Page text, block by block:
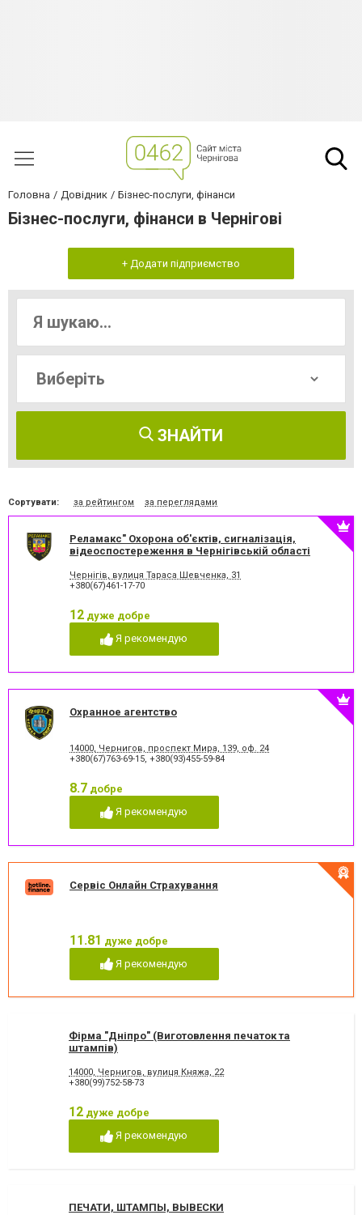
Головна Довідник Бізнес-послуги, фінанси
Бізнес-послуги, фінанси в Чернігові
+ Додати підприємство
ЗНАЙТИ
Сортувати: за рейтингом за переглядами
Реламакс" Охорона об'єктів, сигналізація,
відеоспостереження в Чернігівській області
Чернігів, вулиця Тараса Шевченка, 31
+380(67)461-17-70
12 дуже добре
Я рекомендую
Охранное агентство
14000, Чернигов, проспект Мира, 139, оф. 24
+380(67)763-69-15, +380(93)455-59-84
8.7 добре
Я рекомендую
Сервіс Онлайн Страхування
11.81 дуже добре
Я рекомендую
Фірма "Дніпро" (Виготовлення печаток та
штампів)
14000, Чернигов, вулиця Княжа, 22
+380(99)752-58-73
12 дуже добре
Я рекомендую
ПЕЧАТИ, ШТАМПЫ, ВЫВЕСКИ